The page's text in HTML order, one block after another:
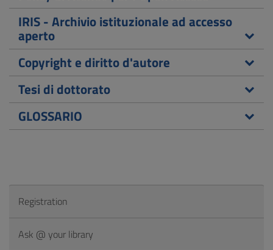
IRIS - Archivio istituzionale ad accesso
aperto
Copyright e diritto d'autore
Tesi di dottorato
GLOSSARIO
Registration
Ask @ your library